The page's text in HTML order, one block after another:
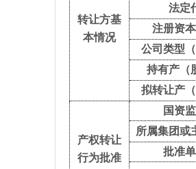
转让方基
本情况
法定
注册资
公司类型
持有产（
拟转让产
产权转让
行为批准
国资
所属集团或
批准